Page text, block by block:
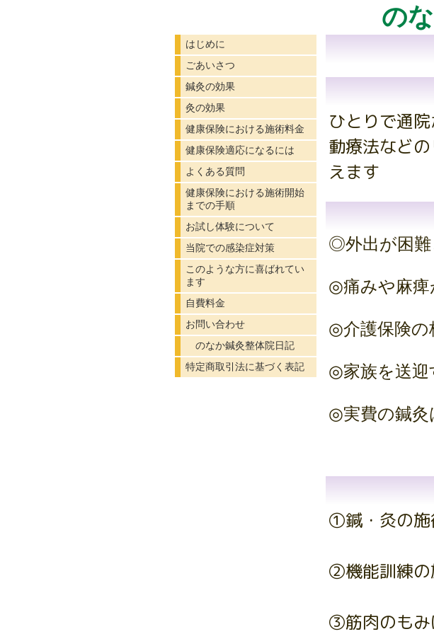
のなか訪
ひとりで通
動療法など
えます
◎外出が困難
◎痛みや麻痺
◎介護保険の
◎家族を送迎
◎実費の鍼灸
①鍼・灸の施
②機能訓練の
③筋肉のもみ
はじめに
ごあいさつ
鍼灸の効果
灸の効果
健康保険における施術料金
健康保険適応になるには
よくある質問
健康保険における施術開始
までの手順
お試し体験について
当院での感染症対策
このような方に喜ばれてい
ます
自費料金
お問い合わせ
のなか鍼灸整体院日記
特定商取引法に基づく表記